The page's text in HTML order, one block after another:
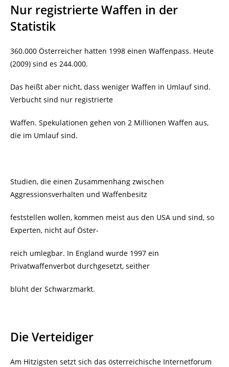
Nur registrierte Waffen in der
Statistik
360.000 Österreicher hatten 1998 einen Waffenpass. Heute
(2009) sind es 244.000.
Das heißt aber nicht, dass weniger Waffen in Umlauf sind.
Verbucht sind nur registrierte
Waffen. Spekulationen gehen von 2 Millionen Waffen aus,
die im Umlauf sind.
Studien, die einen Zusammenhang zwischen
Aggressionsverhalten und Waffenbesitz
feststellen wollen, kommen meist aus den USA und sind, so
Experten, nicht auf Öster-
reich umlegbar. In England wurde 1997 ein
Privatwaffenverbot durchgesetzt, seither
blüht der Schwarzmarkt.
Die Verteidiger
Am Hitzigsten setzt sich das österreichische Internetforum